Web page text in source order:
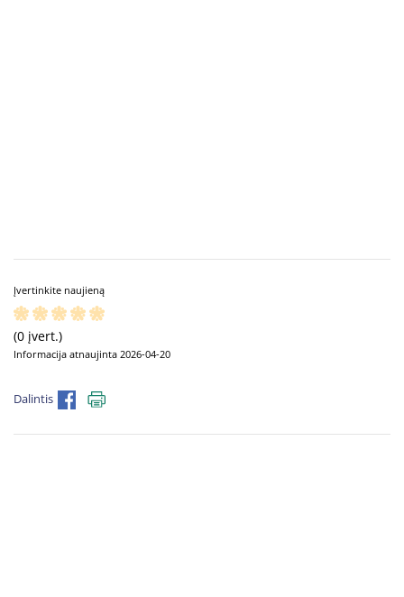
Įvertinkite naujieną
(0 įvert.)
Informacija atnaujinta 2026-04-20
Dalintis